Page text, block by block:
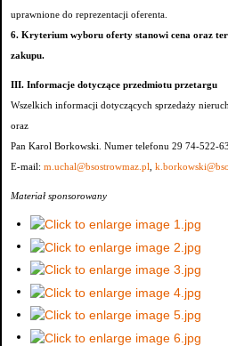
uprawnione do reprezentacji oferenta.
6. Kryterium wyboru oferty stanowi cena oraz
zakupu.
III. Informacje dotyczące przedmiotu przetargu
Wszelkich informacji dotyczących sprzedaży
oraz
Pan Karol Borkowski. Numer telefonu 29 74-522-
E-mail: m.uchal@bsostrowmaz.pl
Materiał sponsorowany